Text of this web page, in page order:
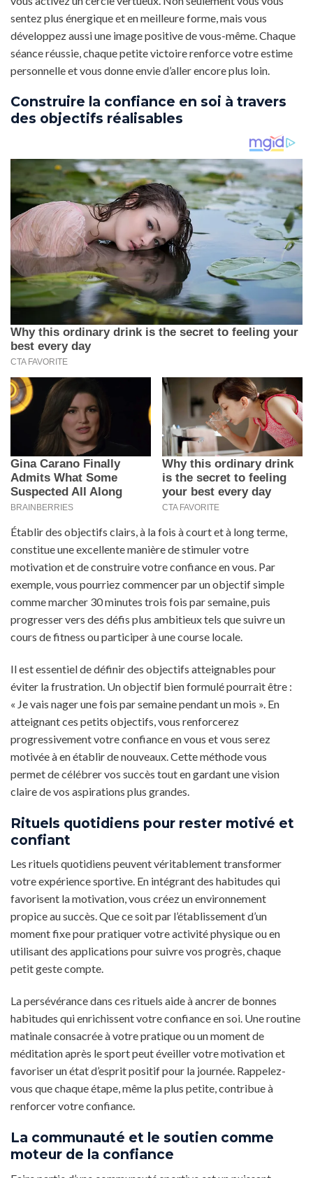
sentez plus énergique et en meilleure forme, mais vous
développez aussi une image positive de vous-même. Chaque
séance réussie, chaque petite victoire renforce votre estime
personnelle et vous donne envie d’aller encore plus loin.
Construire la confiance en soi à travers
des objectifs réalisables
Établir des objectifs clairs, à la fois à court et à long terme,
constitue une excellente manière de stimuler votre
motivation et de construire votre confiance en vous. Par
exemple, vous pourriez commencer par un objectif simple
comme marcher 30 minutes trois fois par semaine, puis
progresser vers des défis plus ambitieux tels que suivre un
cours de fitness ou participer à une course locale.
Il est essentiel de définir des objectifs atteignables pour
éviter la frustration. Un objectif bien formulé pourrait être :
« Je vais nager une fois par semaine pendant un mois ». En
atteignant ces petits objectifs, vous renforcerez
progressivement votre confiance en vous et vous serez
motivée à en établir de nouveaux. Cette méthode vous
permet de célébrer vos succès tout en gardant une vision
claire de vos aspirations plus grandes.
Rituels quotidiens pour rester motivé et
confiant
Les rituels quotidiens peuvent véritablement transformer
votre expérience sportive. En intégrant des habitudes qui
favorisent la motivation, vous créez un environnement
propice au succès. Que ce soit par l’établissement d’un
moment fixe pour pratiquer votre activité physique ou en
utilisant des applications pour suivre vos progrès, chaque
petit geste compte.
La persévérance dans ces rituels aide à ancrer de bonnes
habitudes qui enrichissent votre confiance en soi. Une routine
matinale consacrée à votre pratique ou un moment de
méditation après le sport peut éveiller votre motivation et
favoriser un état d’esprit positif pour la journée. Rappelez-
vous que chaque étape, même la plus petite, contribue à
renforcer votre confiance.
La communauté et le soutien comme
moteur de la confiance